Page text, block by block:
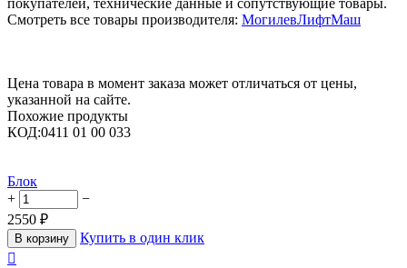
покупателей, технические данные и сопутствующие товары.
Смотреть все товары производителя: МогилевЛифтМаш
Цена товара в момент заказа может отличаться от цены,
указанной на сайте.
Похожие продукты
КОД:0411 01 00 033
Блок
+
−
2550 ₽
В корзину
Купить в один клик
